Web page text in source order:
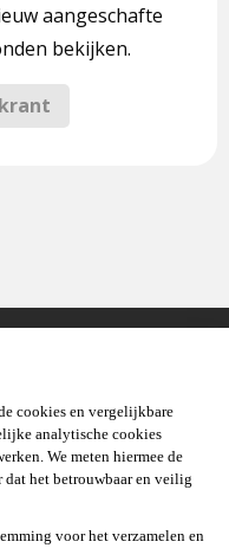
aangeschafte
bekijken.